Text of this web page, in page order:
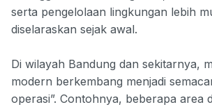
serta pengelolaan lingkungan lebih
diselaraskan sejak awal.
Di wilayah Bandung dan sekitarnya,
modern berkembang menjadi
operasi”. Contohnya, beberapa area